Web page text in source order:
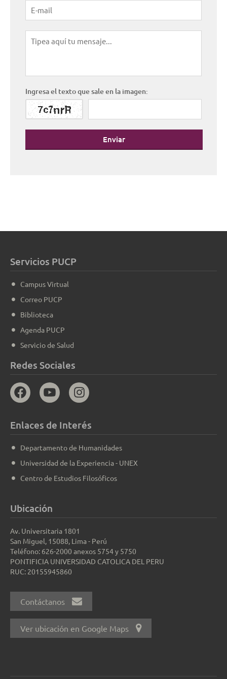
Ingresa el texto que sale en la imagen:
Enviar
Servicios PUCP
Campus Virtual
Correo PUCP
Biblioteca
Agenda PUCP
Servicio de Salud
Redes Sociales
Enlaces de Interés
Departamento de Humanidades
Universidad de la Experiencia - UNEX
Centro de Estudios Filosóficos
Ubicación
Av. Universitaria 1801
San Miguel, 15088, Lima - Perú
Teléfono: 626-2000 anexos 5754 y 5750
PONTIFICIA UNIVERSIDAD CATOLICA DEL PERU
RUC: 20155945860
Contáctanos
Ver ubicación en Google Maps